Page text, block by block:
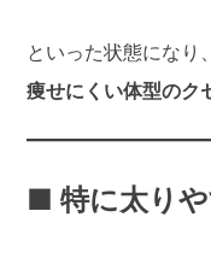
といった状態になり、
痩せにくい体型のク
■ 特に太り